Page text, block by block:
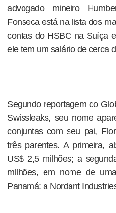
advogado mineiro
Fonseca está na lista dos
contas do HSBC na Suíça
ele tem um salário de cerca
Segundo reportagem do
Swissleaks, seu nome
conjuntas com seu pai,
três parentes. A primeira,
US$ 2,5 milhões; a
milhões, em nome de
Panamá: a Nordant